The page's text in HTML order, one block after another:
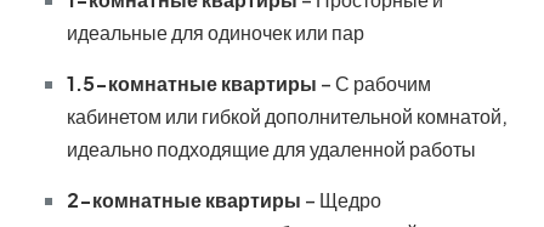
идеальные для одиночек или пар
1.5-комнатные квартиры – С рабочим
кабинетом или гибкой дополнительной комнатой,
идеально подходящие для удаленной работы
2-комнатные квартиры – Щедро